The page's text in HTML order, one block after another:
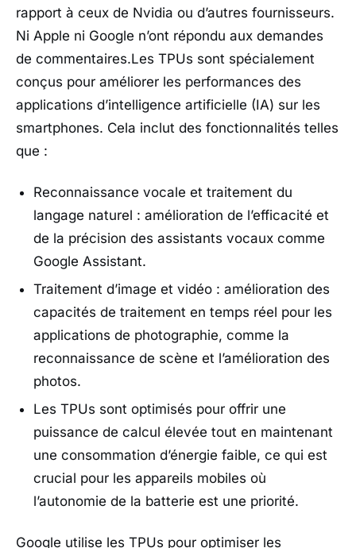
rapport à ceux de Nvidia ou d’autres fournisseurs.
Ni Apple ni Google n’ont répondu aux demandes
de commentaires.Les TPUs sont spécialement
conçus pour améliorer les performances des
applications d’intelligence artificielle (IA) sur les
smartphones. Cela inclut des fonctionnalités telles
que :
Reconnaissance vocale et traitement du
langage naturel : amélioration de l’efficacité et
de la précision des assistants vocaux comme
Google Assistant.
Traitement d’image et vidéo : amélioration des
capacités de traitement en temps réel pour les
applications de photographie, comme la
reconnaissance de scène et l’amélioration des
photos.
Les TPUs sont optimisés pour offrir une
puissance de calcul élevée tout en maintenant
une consommation d’énergie faible, ce qui est
crucial pour les appareils mobiles où
l’autonomie de la batterie est une priorité.
Google utilise les TPUs pour optimiser les